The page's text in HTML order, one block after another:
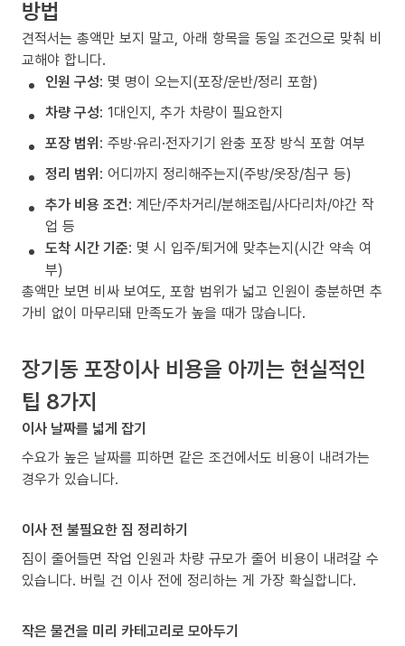
방법
견적서는 총액만 보지 말고, 아래 항목을 동일 조건으로 맞춰 비
교해야 합니다.
인원 구성: 몇 명이 오는지(포장/운반/정리 포함)
차량 구성: 1대인지, 추가 차량이 필요한지
포장 범위: 주방·유리·전자기기 완충 포장 방식 포함 여부
정리 범위: 어디까지 정리해주는지(주방/옷장/침구 등)
추가 비용 조건: 계단/주차거리/분해조립/사다리차/야간 작
업 등
도착 시간 기준: 몇 시 입주/퇴거에 맞추는지(시간 약속 여
부)
총액만 보면 비싸 보여도, 포함 범위가 넓고 인원이 충분하면 추
가비 없이 마무리돼 만족도가 높을 때가 많습니다.
장기동 포장이사 비용을 아끼는 현실적인
팁 8가지
이사 날짜를 넓게 잡기
수요가 높은 날짜를 피하면 같은 조건에서도 비용이 내려가는
경우가 있습니다.
이사 전 불필요한 짐 정리하기
짐이 줄어들면 작업 인원과 차량 규모가 줄어 비용이 내려갈 수
있습니다. 버릴 건 이사 전에 정리하는 게 가장 확실합니다.
작은 물건을 미리 카테고리로 모아두기